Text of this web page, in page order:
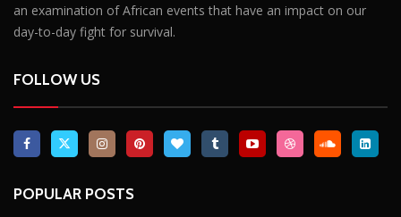
an examination of African events that have an impact on our
day-to-day fight for survival.
FOLLOW US
POPULAR POSTS